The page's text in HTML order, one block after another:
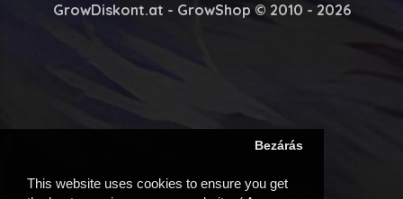
This website uses cookies to ensure you get
Bezárás
GrowDiskont.at - GrowShop © 2010 - 2026